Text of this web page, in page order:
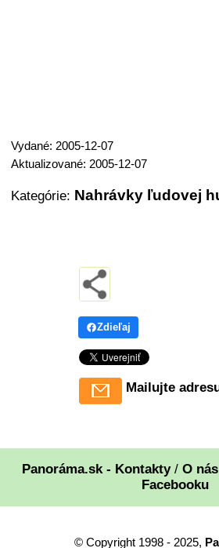
Vydané: 2005-12-07
Aktualizované: 2005-12-07
Kategórie: Nahrávky ľudovej
Zdieľaj
Mailujte
Panoráma.sk - Kontakty/ O nás
Facebooku
© Copyright 1998 - 2025,